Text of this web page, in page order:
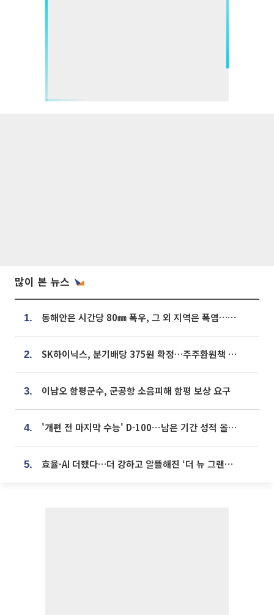
많이 본 뉴스
1. 동해안은 시간당 80㎜ 폭우, 그 외 지역은 폭염…‘극과 극 날씨’
2. SK하이닉스, 분기배당 375원 확정…주주환원책 9월로 앞당겨 발표
3. 이남오 함평군수, 군공항 소음피해 함평 보상 요구
4. '개편 전 마지막 수능' D-100⋯남은 기간 성적 올릴 전략은
5. 효율·AI 더했다…더 강하고 알뜰해진 ‘더 뉴 그랜저 하이브리드’ [ET의 모빌리티]